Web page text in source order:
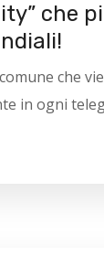
che
che
in ogni